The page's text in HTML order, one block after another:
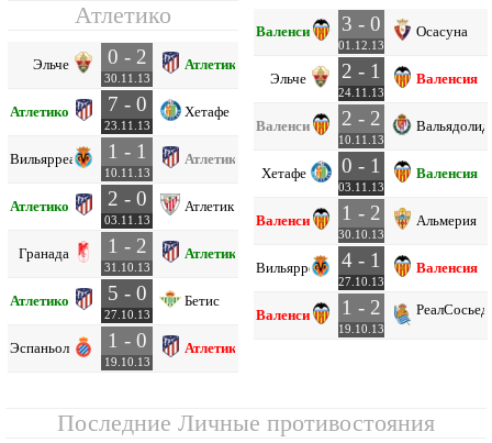
Атлетико
Эльче 0 - 2
30.11.13
Атлетико
Атлетико 7 - 0
23.11.13
Хетафе
Вильярреал 1 - 1
10.11.13
Атлетико
Атлетико 2 - 0
03.11.13
Атлетик Б
Гранада 1 - 2
31.10.13
Атлетико
Атлетико 5 - 0
27.10.13
Бетис
Эспаньол 1 - 0
19.10.13
Атлетико
Валенсия 3 - 0
01.12.13
Осасуна
Эльче 2 - 1
24.11.13
Валенсия
Валенсия 2 - 2
10.11.13
Вальядолид
Хетафе 0 - 1
03.11.13
Валенсия
Валенсия 1 - 2
30.10.13
Альмерия
Вильярреал 4 - 1
27.10.13
Валенсия
Валенсия 1 - 2
19.10.13
Реал
Последние Личные противостояния